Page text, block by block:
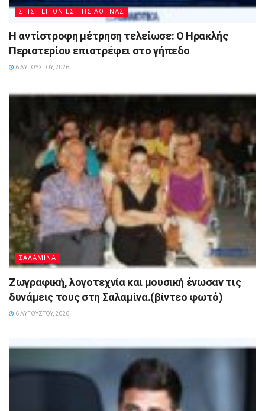
ΣΤΙΣ ΓΕΙΤΟΝΙΕΣ ΤΗΣ ΑΘΗΝΑΣ
Η αντίστροφη μέτρηση τελείωσε: Ο Ηρακλής
Περιστερίου επιστρέφει στο γήπεδο
6 ΑΥΓΟΎΣΤΟΥ, 2026
ΣΑΛΑΜΙΝΑ
Ζωγραφική, λογοτεχνία και μουσική ένωσαν τις
δυνάμεις τους στη Σαλαμίνα.(βίντεο φωτό)
6 ΑΥΓΟΎΣΤΟΥ, 2026